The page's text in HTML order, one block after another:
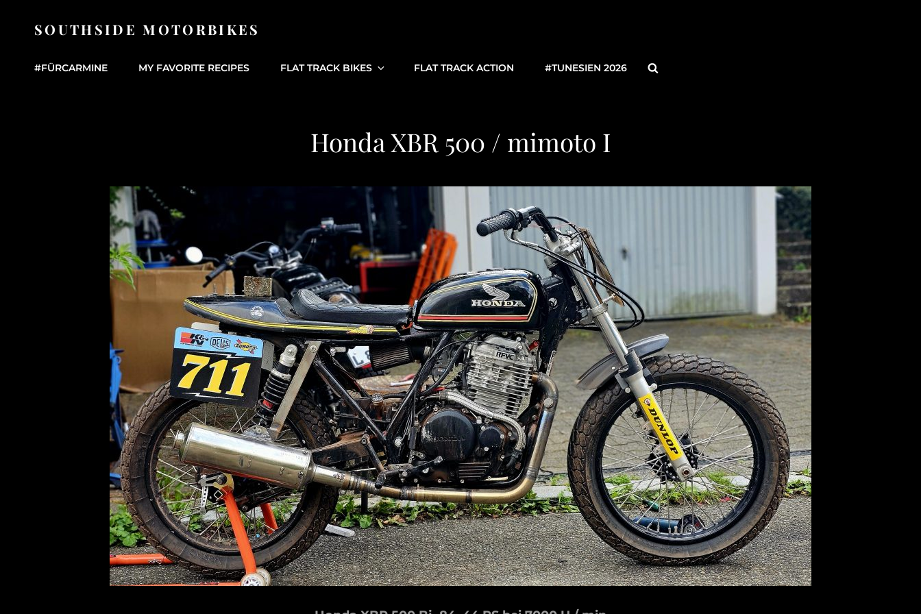
SOUTHSIDE MOTORBIKES
#FÜRCARMINE MY FAVORITE RECIPES FLAT TRACK BIKES FLAT TRACK ACTION #TUNESIEN 2026
Honda XBR 500 / mimoto I